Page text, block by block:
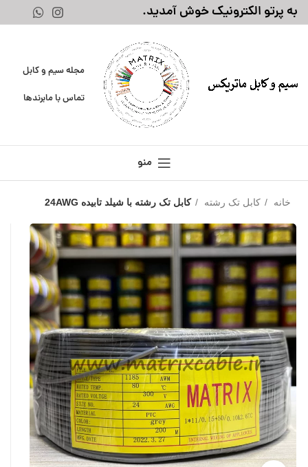
به پرتو الکترونیک خوش آمدید.
مجله سیم و کابل
تماس با مابرندها
منو
خانه کابل تک رشته کابل تک رشته با شیلد تابیده 24AWG